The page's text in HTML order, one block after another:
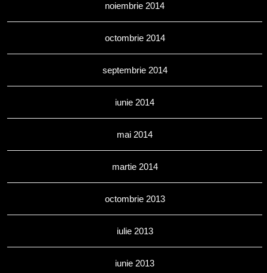
noiembrie 2014
octombrie 2014
septembrie 2014
iunie 2014
mai 2014
martie 2014
octombrie 2013
iulie 2013
iunie 2013